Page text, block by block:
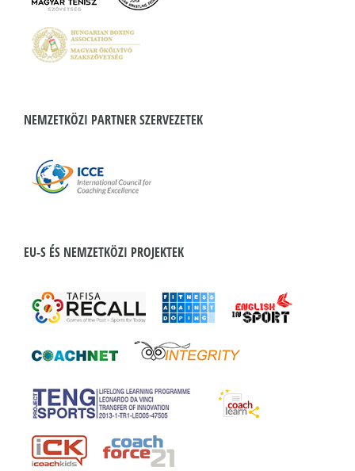
NEMZETKÖZI PARTNER SZERVEZETEK
EU-S ÉS NEMZETKÖZI PROJEKTEK